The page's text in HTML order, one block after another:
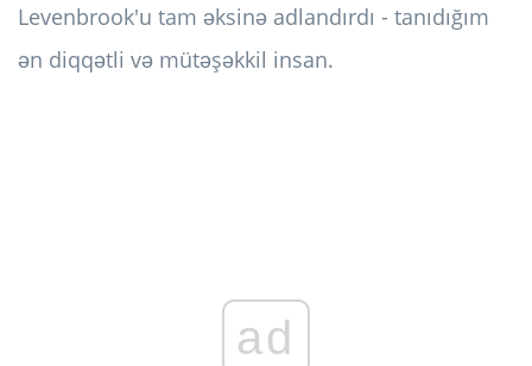
Levenbrook'u tam əksinə adlandırdı - tanıdığım
ən diqqətli və mütəşəkkil insan.
ad